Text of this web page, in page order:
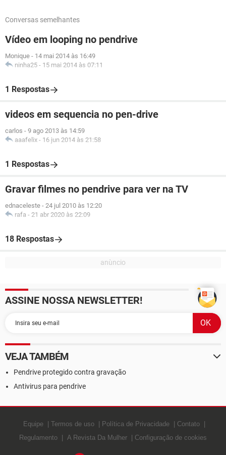
Conversas semelhantes
Vídeo em looping no pendrive
Monique - 14 mai 2014 às 16:49
ninha25 - 15 mai 2014 às 07:11
1 Respostas
videos em sequencia no pen-drive
carlos - 9 ago 2013 às 14:59
aaafelix - 16 jun 2014 às 21:58
1 Respostas
Gravar filmes no pendrive para ver na TV
ednaceleste - 24 jul 2010 às 12:20
rafa - 21 abr 2020 às 22:09
18 Respostas
ASSINE NOSSA NEWSLETTER!
VEJA TAMBÉM
Pendrive protegido contra gravação
Antivirus para pendrive
Equipe Termos de uso Política de Privacidade
Contato
Regulamento
A Revista Da Mulher Configuração de cookies